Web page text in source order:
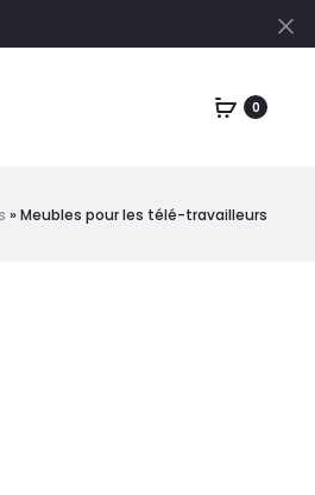
0
» Meubles pour les télé-travailleurs